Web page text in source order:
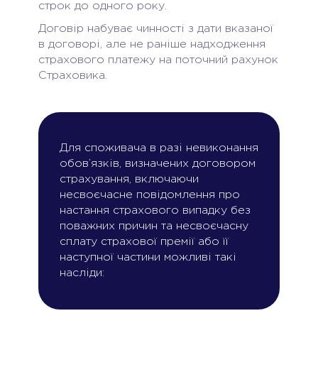
строк до одного року.
Договір набуває чинності з дати вказаної
в договорі, але не раніше надходження
страхового платежу на поточний рахунок
Страховика.
Для споживача в разі невиконання
обов’язків, визначених договором
страхування, включаючи
несвоєчасне повідомлення про
настання страхового випадку без
поважних причин та несвоєчасну
сплату страхової премії або її
наступної частини можливі такі
насліди: